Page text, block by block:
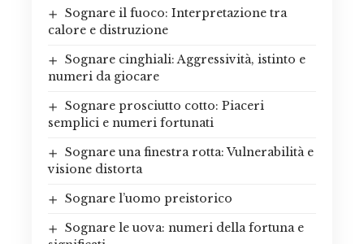
Sognare il fuoco: Interpretazione tra
calore e distruzione
Sognare cinghiali: Aggressività, istinto e
numeri da giocare
Sognare prosciutto cotto: Piaceri
semplici e numeri fortunati
Sognare una finestra rotta: Vulnerabilità e
visione distorta
Sognare l’uomo preistorico
Sognare le uova: numeri della fortuna e